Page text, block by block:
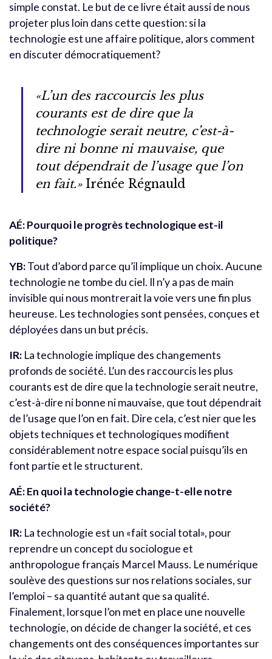
simple constat. Le but de ce livre était aussi de nous
projeter plus loin dans cette question: si la
technologie est une affaire politique, alors comment
en discuter démocratiquement?
«L’un des raccourcis les plus
courants est de dire que la
technologie serait neutre, c’est-à-
dire ni bonne ni mauvaise, que
tout dépendrait de l’usage que l’on
en fait.»Irénée Régnauld
AÉ: Pourquoi le progrès technologique est-il
politique?
YB:Tout d’abord parce qu’il implique un choix. Aucune
technologie ne tombe du ciel. Il n’y a pas de main
invisible qui nous montrerait la voie vers une fin plus
heureuse. Les technologies sont pensées, conçues et
déployées dans un but précis.
IR: La technologie implique des changements
profonds de société. L’un des raccourcis les plus
courants est de dire que la technologie serait neutre,
c’est-à-dire ni bonne ni mauvaise, que tout dépendrait
de l’usage que l’on en fait. Dire cela, c’est nier que les
objets techniques et technologiques modifient
considérablement notre espace social puisqu’ils en
font partie et le structurent.
AÉ: En quoi la technologie change-t-elle notre
société?
IR: La technologie est un «fait social total», pour
reprendre un concept du sociologue et
anthropologue français Marcel Mauss. Le numérique
soulève des questions sur nos relations sociales, sur
l’emploi – sa quantité autant que sa qualité.
Finalement, lorsque l’on met en place une nouvelle
technologie, on décide de changer la société, et ces
changements ont des conséquences importantes sur